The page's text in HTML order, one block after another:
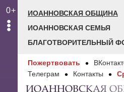
0+
ИОАННОВСКАЯ ОБЩИНА
ИОАННОВСКАЯ СЕМЬЯ
БЛАГОТВОРИТЕЛЬНЫЙ
Пожертвовать
Телеграм
Контакты
ИОАННОВСКАЯ